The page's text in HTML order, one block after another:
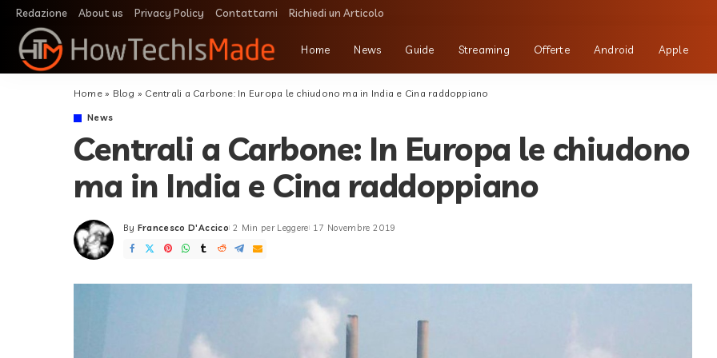
Redazione About us Privacy Policy Contattami Richiedi un Articolo
Home News Guide Streaming Offerte Android Apple
Home» Blog » Centrali a Carbone: In Europa le chiudono ma in India e Cina raddoppiano
News
Centrali a Carbone: In Europa le chiudono
ma in India e Cina raddoppiano
Posted
by
By Francesco D'Accico 2 Min per Leggere 17 Novembre 2019